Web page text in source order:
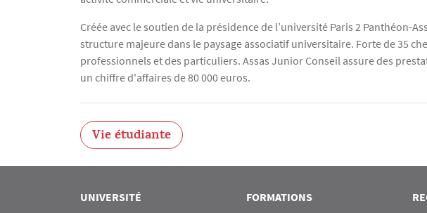
Créée avec le soutien de la présidence de l’université Paris 2 Panthéon-
structure majeure dans le paysage associatif universitaire. Forte de 35
professionnels et des particuliers. Assas Junior Conseil assure des
un chiffre d'affaires de 80 000 euros.
Vie étudiante
UNIVERSITÉ FORMATIONS